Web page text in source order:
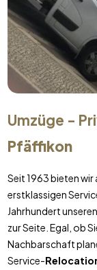
Umzüge -
Pfäffikon
Seit 1963 bieten wir
erstklassigen
Jahrhundert
zur Seite. Egal, ob
Nachbarschaft
Service-